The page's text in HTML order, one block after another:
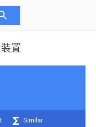
置
Similar